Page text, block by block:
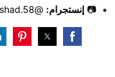
📷 إنستجرام: @ashraf.rashad.58